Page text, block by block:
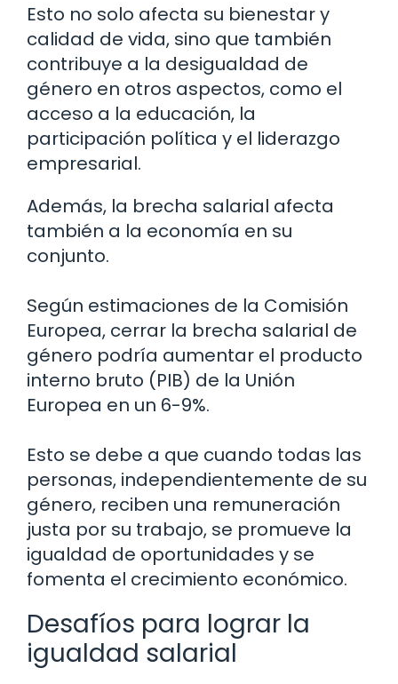
Esto no solo afecta su bienestar y
calidad de vida, sino que también
contribuye a la desigualdad de
género en otros aspectos, como el
acceso a la educación, la
participación política y el liderazgo
empresarial.
Además, la brecha salarial afecta
también a la economía en su
conjunto.
Según estimaciones de la Comisión
Europea, cerrar la brecha salarial de
género podría aumentar el producto
interno bruto (PIB) de la Unión
Europea en un 6-9%.
Esto se debe a que cuando todas las
personas, independientemente de su
género, reciben una remuneración
justa por su trabajo, se promueve la
igualdad de oportunidades y se
fomenta el crecimiento económico.
Desafíos para lograr la
igualdad salarial